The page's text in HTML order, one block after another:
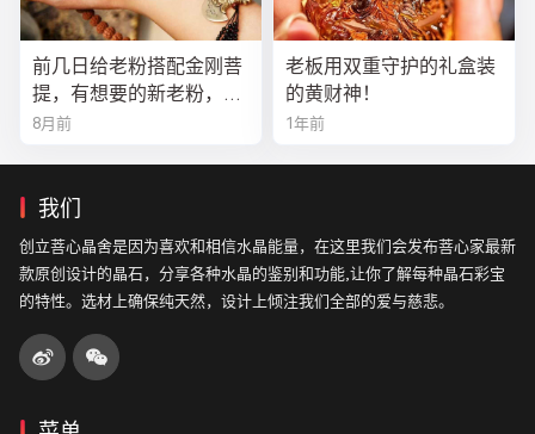
前几日给老粉搭配金刚菩
提，有想要的新老粉，都
可以来排队
8月前
老板用双重守护的礼盒装
的黄财神！
1年前
我们
创立菩心晶舍是因为喜欢和相信水晶能量，在这里我们会发布菩心家最新
款原创设计的晶石，分享各种水晶的鉴别和功能,让你了解每种晶石彩宝
的特性。选材上确保纯天然，设计上倾注我们全部的爱与慈悲。